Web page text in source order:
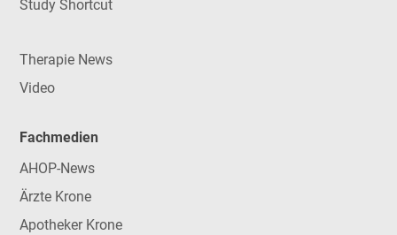
Study Shortcut
Therapie News
Video
Fachmedien
AHOP-News
Ärzte Krone
Apotheker Krone